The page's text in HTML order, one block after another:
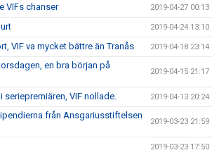
VIFs chanser 2019-04-27 00:13
2019-04-24 13:10
VIF va mycket bättre än Tranås 2019-04-18 23:14
en bra början på
2019-04-15 21:17
VIF nollade. 2019-04-13 20:24
från Ansgariusstiftelsen
2019-03-23 21:59
2019-03-23 17:50